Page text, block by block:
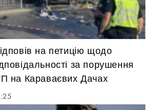
на петицію щодо
за порушення
на Караваєвих Дачах